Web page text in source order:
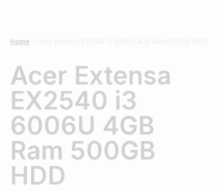
Home Acer Extensa EX2540 i3 6006U 4GB Ram 500GB HDD
Acer Extensa
EX2540 i3
6006U 4GB
Ram 500GB
HDD